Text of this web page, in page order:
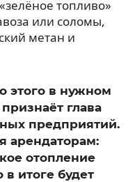
топливо»
или соломы,
метан и
этого в нужном
глава
предприятий.
арендаторам:
отопление
в итоге будет